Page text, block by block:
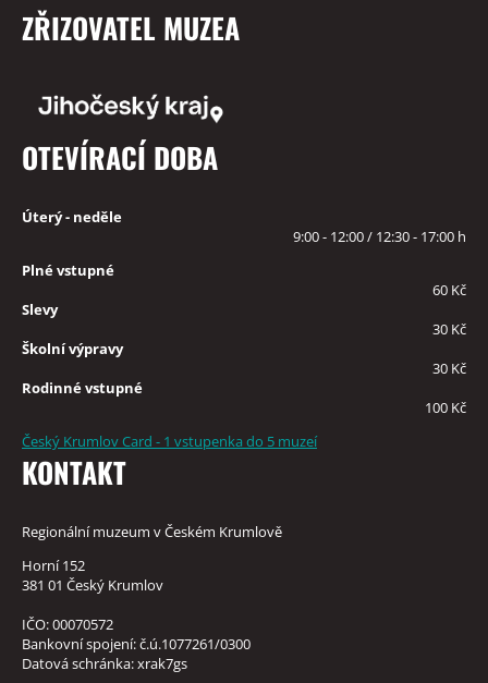
ZŘIZOVATEL MUZEA
OTEVÍRACÍ DOBA
Úterý - neděle
9:00 - 12:00 / 12:30 - 17:00 h
Plné vstupné
60 Kč
Slevy
30 Kč
Školní výpravy
30 Kč
Rodinné vstupné
100 Kč
Český Krumlov Card - 1 vstupenka do 5 muzeí
KONTAKT
Regionální muzeum v Českém Krumlově
Horní 152
381 01 Český Krumlov
IČO: 00070572
Bankovní spojení: č.ú.1077261/0300
Datová schránka: xrak7gs